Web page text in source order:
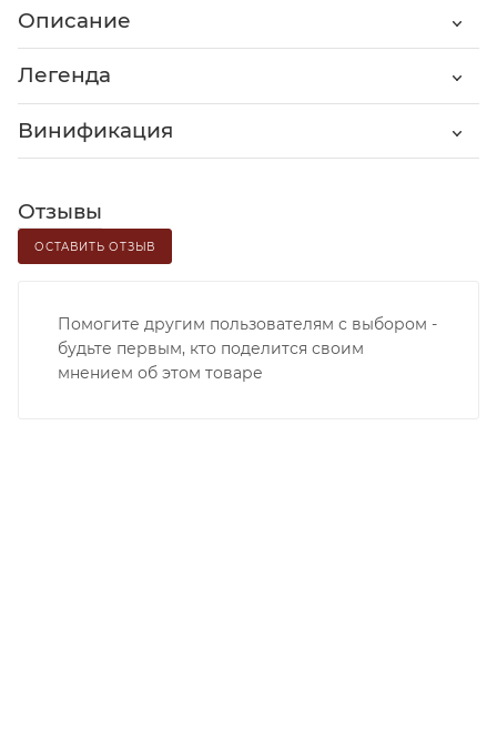
Описание
Легенда
Винификация
Отзывы
ОСТАВИТЬ ОТЗЫВ
Помогите другим пользователям с выбором -
будьте первым, кто поделится своим
мнением об этом товаре